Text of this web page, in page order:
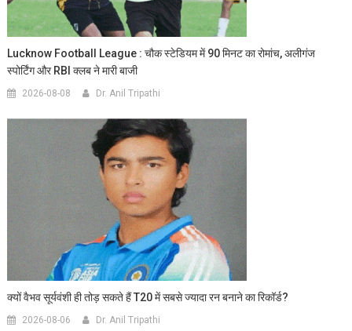
Lucknow Football League : चौक स्टेडियम में 90 मिनट का रोमांच, अलीगंज
स्पोर्टिंग और RBI क्लब ने मारी बाजी
2026-08-08 Dr. Anil Tripathi
क्यों वैभव सूर्यवंशी ही तोड़ सकते हैं T20 में सबसे ज्यादा रन बनाने का रिकॉर्ड?
2026-08-06 Dr. Anil Tripathi